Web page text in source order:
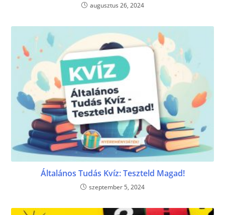
augusztus 26, 2024
Általános Tudás Kvíz: Teszteld Magad!
szeptember 5, 2024